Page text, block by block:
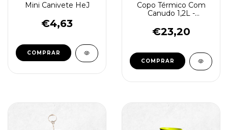
Mini Canivete HeJ
€4,63
Copo Térmico Com
Canudo 1,2L -
€23,20
COMPRAR